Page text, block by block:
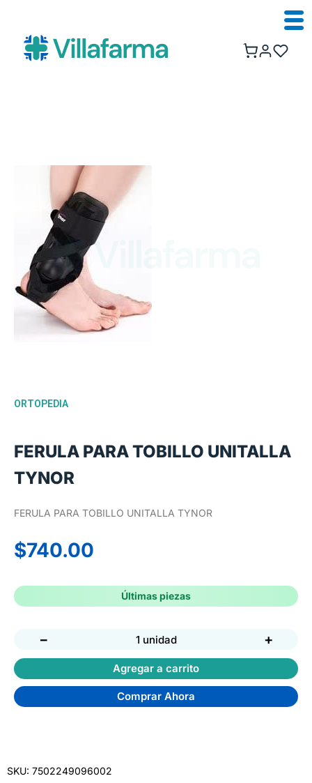
ORTOPEDIA
FERULA PARA TOBILLO UNITALLA
TYNOR
FERULA PARA TOBILLO UNITALLA TYNOR
$740.00
Últimas piezas
− 1 unidad +
Agregar a carrito
Comprar Ahora
SKU: 7502249096002